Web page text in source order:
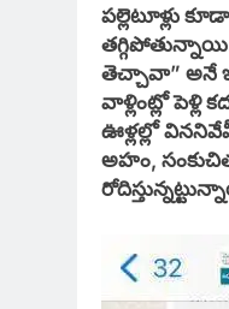
పల్లెటూళ్లు
తగ్గిపోతున్నాయి.
తెచ్చావా” అనే
వాళ్లింట్లో
ఊళ్లల్లో
అహం,